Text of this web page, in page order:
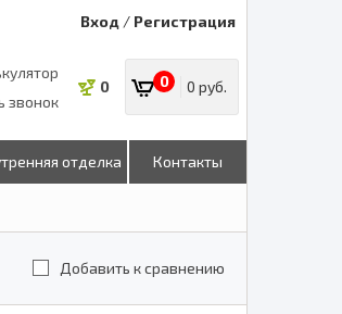
Вход / Регистрация
звонок
0 0 0 руб.
отделка Контакты
Добавить к сравнению